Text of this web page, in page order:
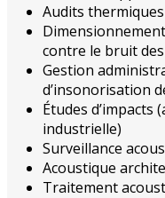
Audits thermiques
contre le bruit
Gestion
d’insonorisation
Études d’impacts
industrielle)
Surveillance
Acoustique
Traitement